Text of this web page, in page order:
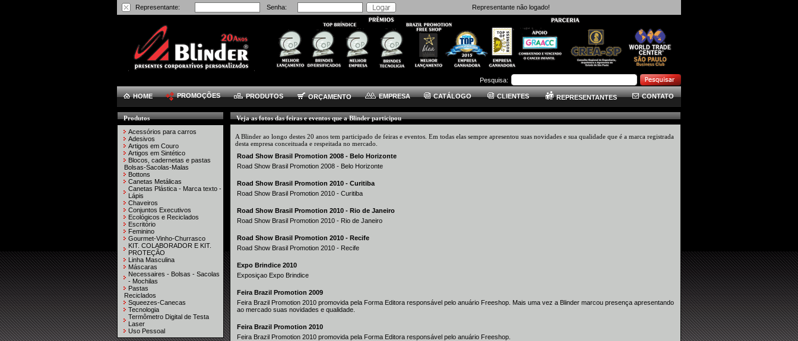
Representante: Senha: Representante não logado!
Pesquisa:
HOME PROMOÇÕES PRODUTOS ORÇAMENTO EMPRESA CATÁLOGO CLIENTES REPRESENTANTES CONTATO
Produtos
Acessórios para carros
Adesivos
Artigos em Couro
Artigos em Sintético
Blocos, cadernetas e pastas
Bolsas-Sacolas-Malas
Bottons
Canetas Metálicas
Canetas Plástica - Marca texto -
Lápis
Chaveiros
Conjuntos Executivos
Ecológicos e Reciclados
Escritório
Feminino
Gourmet-Vinho-Churrasco
KIT. COLABORADOR E KIT.
PROTEÇÃO
Linha Masculina
Máscaras
Necessaires - Bolsas - Sacolas
- Mochilas
Pastas
Reciclados
Squeezes-Canecas
Tecnologia
Termômetro Digital de Testa
Laser
Uso Pessoal
Veja as fotos das feiras e eventos que a Blinder participou
A Blinder ao longo destes 20 anos tem participado de feiras e eventos. Em todas elas sempre apresentou suas novidades e sua qualidade que é a marca registrada
desta empresa conceituada e respeitada no mercado.
Road Show Brasil Promotion 2008 - Belo Horizonte
Road Show Brasil Promotion 2008 - Belo Horizonte
Road Show Brasil Promotion 2010 - Curitiba
Road Show Brasil Promotion 2010 - Curitiba
Road Show Brasil Promotion 2010 - Rio de Janeiro
Road Show Brasil Promotion 2010 - Rio de Janeiro
Road Show Brasil Promotion 2010 - Recife
Road Show Brasil Promotion 2010 - Recife
Expo Brindice 2010
Exposiçao Expo Brindice
Feira Brazil Promotion 2009
Feira Brazil Promotion 2010 promovida pela Forma Editora responsável pelo anuário Freeshop. Mais uma vez a Blinder marcou presença apresentando
ao mercado suas novidades e qualidade.
Feira Brazil Promotion 2010
Feira Brazil Promotion 2010 promovida pela Forma Editora responsável pelo anuário Freeshop.